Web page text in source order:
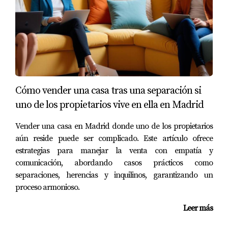
menos de tres semanas y a un precio superior al
esperado.
Caso Retiro
El barrio del Retiro atrae a familias jóvenes y
profesionales. Un propietario aquí decidió invertir en
home staging (preparación del hogar para la venta), lo
que implicó despersonalizar el espacio y crear un
interés en su vivienda, sino que también recibió múltiples
ofertas competitivas en un corto periodo.
Caso Chamberí
Chamberí es conocido por su encanto tradicional. Un
encontró difícil atraer compradores hasta que decidió
Cómo vender una casa tras una separación si
uno de los propietarios vive en ella en Madrid
Vender una casa en Madrid donde uno de los propietarios
aún reside puede ser complicado. Este artículo ofrece
estrategias para manejar la venta con empatía y
comunicación, abordando casos prácticos como
separaciones, herencias y inquilinos, garantizando un
proceso armonioso.
Leer más